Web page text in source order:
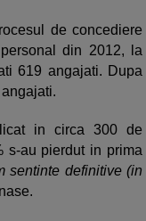
de concediere
din 2012, la
619 angajati. Dupa
in circa 300 de
s-au pierdut in prima
sentinte definitive (in